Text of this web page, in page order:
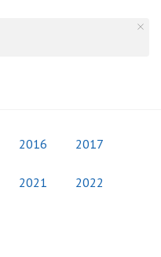
2016 2017
2021 2022